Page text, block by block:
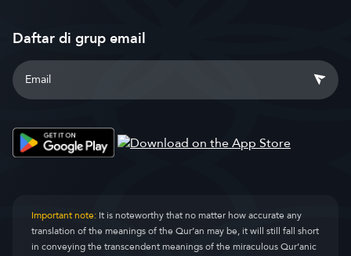
Daftar di grup email
Important note:It is noteworthy that no matter how accurate any
translation of the meanings of the Qur’an may be, it will still fall short
in conveying the transcendent meanings of the miraculous Qur’anic